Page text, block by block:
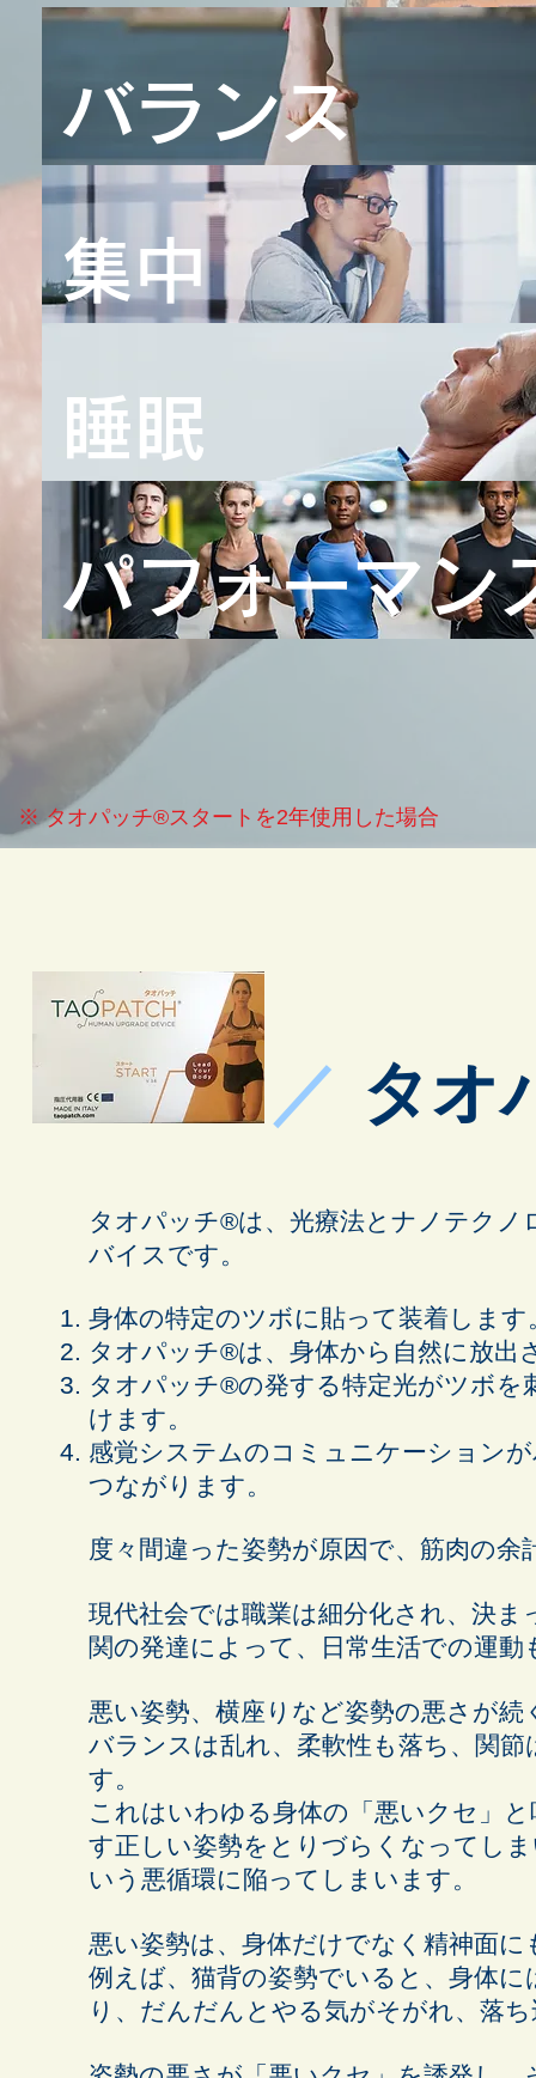
​バランス
集中
睡眠
パフォーマン
​※ タオパッチ®︎スタートを2年使用した場合
／ タオ
タオパッチ®︎は、光療法とナノテクノ
バイスです。
身体の特定のツボに貼って装着します
タオパッチ®︎は、身体から自然に放出
タオパッチ®︎の発する特定光がツボを
けます。
感覚システムのコミュニケーション
つながります。
度々間違った姿勢が原因で、筋肉の
現代社会では職業は細分化され、決
関の発達によって、日常生活での運
悪い姿勢、横座りなど姿勢の悪さが
バランスは乱れ、柔軟性も落ち、関
す。
これはいわゆる身体の「悪いクセ」
す正しい姿勢をとりづらくなってし
いう悪循環に陥ってしまいます。
悪い姿勢は、身体だけでなく精神面に
例えば、猫背の姿勢でいると、身体
り、だんだんとやる気がそがれ、落